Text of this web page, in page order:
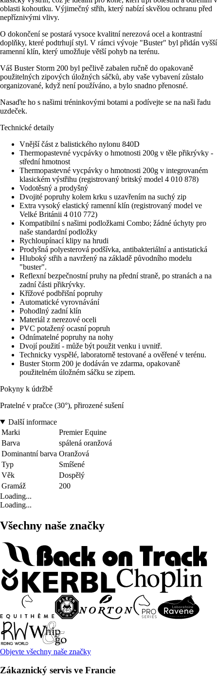
oblasti kohoutku. Výjimečný střih, který nabízí skvělou ochranu před
nepříznivými vlivy.
O dokončení se postará vysoce kvalitní nerezová ocel a kontrastní
doplňky, které podtrhují styl. V rámci vývoje "Buster" byl přidán vyšší
ramenní klín, který umožňuje větší pohyb na terénu.
Váš Buster Storm 200 byl pečlivě zabalen ručně do opakovaně
použitelných zipových úložných sáčků, aby vaše vybavení zůstalo
organizované, když není používáno, a bylo snadno přenosné.
Nasaďte ho s našimi tréninkovými botami a podívejte se na naši řadu
uzdeček.
Technické detaily
Vnější část z balistického nylonu 840D
Thermopastevné vycpávky o hmotnosti 200g v těle přikrývky -
střední hmotnost
Thermopastevné vycpávky o hmotnosti 200g v integrovaném
klasickém výstřihu (registrovaný britský model 4 010 878)
Vodotěsný a prodyšný
Dvojité popruhy kolem krku s uzavřením na suchý zip
Extra vysoký elastický ramenní klín (registrovaný model ve
Velké Británii 4 010 772)
Kompatibilní s našimi podložkami Combo; žádné úchyty pro
naše standardní podložky
Rychloupínací klipy na hrudi
Prodyšná polyesterová podšívka, antibakteriální a antistatická
Hluboký střih a navržený na základě původního modelu
"buster".
Reflexní bezpečnostní pruhy na přední straně, po stranách a na
zadní části přikrývky.
Křížové podbřišní popruhy
Automatické vyrovnávání
Pohodlný zadní klín
Materiál z nerezové oceli
PVC potažený ocasní popruh
Odnímatelné popruhy na nohy
Dvojí použití - může být použit venku i uvnitř.
Technicky vyspělé, laboratorně testované a ověřené v terénu.
Buster Storm 200 je dodáván ve zdarma, opakovaně
použitelném úložném sáčku se zipem.
Pokyny k údržbě
Pratelné v pračce (30°), přirozené sušení
Další informace
Marki
Premier Equine
Barva
spálená oranžová
Dominantní barva Oranžová
Typ
Smíšené
Věk
Dospělý
Gramáž
200
Loading...
Loading...
Všechny naše značky
Objevte všechny naše značky
Zákaznický servis ve Francie